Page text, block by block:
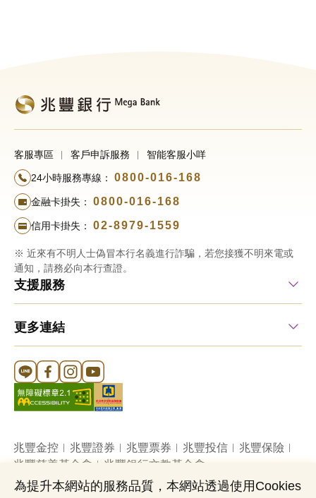
客服專區 客戶申訴服務 智能客服小咩
24小時服務專線： 0800-016-168
金融卡掛失： 0800-016-168
信用卡掛失： 02-8979-1559
※ 近來有不明人士偽冒本行名義進行詐騙，若您接獲不明來電或
通知，請務必向本行查證。
支援服務
更多連結
Line 官方帳號
FB 官方帳號
Instagram 官方帳號
YouTube 官方帳號
兆豐金控 兆豐證券 兆豐票券 兆豐投信
兆豐保險
兆豐慈善基金會
兆豐銀行文教基金會
為提升本網站的服務品質，本網站透過使用Cookies